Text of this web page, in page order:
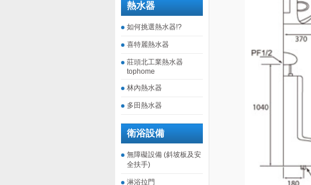
熱水器
如何挑選熱水器!?
喜特麗熱水器
莊頭北工業熱水器
tophome
林內熱水器
多田熱水器
衛浴設備
無障礙設備 (斜坡板及安
全扶手)
淋浴拉門